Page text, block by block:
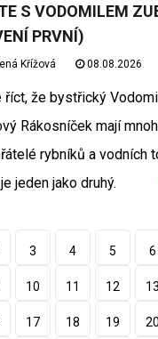
S VODOMILEM
PRVNÍ)
Křížová 08.08.2026
říct, že bystřický
Rákosníček mají
rybníků a vodních
jeden jako druhý.
3 4 5 6
10 11 12 13
17 18 19 20